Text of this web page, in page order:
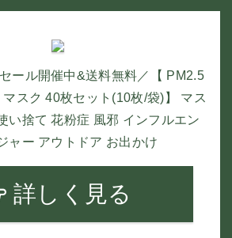
ール開催中&送料無料／【 PM2.5
スク 40枚セット(10枚/袋)】 マス
い捨て 花粉症 風邪 インフルエン
ャー アウトドア お出かけ
詳しく見る